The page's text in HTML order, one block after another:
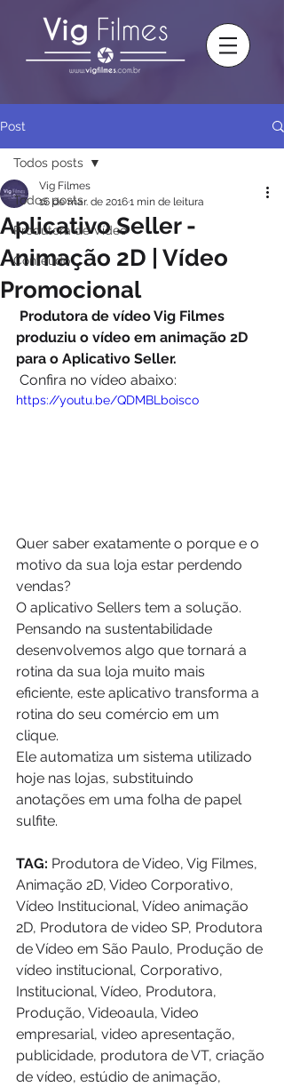
Post
Todos posts
Produtora de Vídeo
Conteúdo
Todos posts
Aplicativo Seller -
Animação 2D | Vídeo
Promocional
Vig Filmes
16 de mar. de 20161 min de leitura
Produtora de vídeo Vig Filmes
produziu o vídeo em animação 2D
para o Aplicativo Seller.
Confira no vídeo abaixo:
https://youtu.be/QDMBLboisco
Quer saber exatamente o porque e o
motivo da sua loja estar perdendo
vendas?
O aplicativo Sellers tem a solução.
Pensando na sustentabilidade
desenvolvemos algo que tornará a
rotina da sua loja muito mais
eficiente, este aplicativo transforma a
rotina do seu comércio em um
clique.
Ele automatiza um sistema utilizado
hoje nas lojas, substituindo
anotações em uma folha de papel
sulfite.
TAG: Produtora de Video, Vig Filmes,
Animação 2D, Video Corporativo,
Vídeo Institucional, Vídeo animação
2D, Produtora de video SP, Produtora
de Vídeo em São Paulo, Produção de
vídeo institucional, Corporativo,
Institucional, Vídeo, Produtora,
Produção, Videoaula, Video
empresarial, video apresentação,
publicidade, produtora de VT, criação
de vídeo, estúdio de animação,